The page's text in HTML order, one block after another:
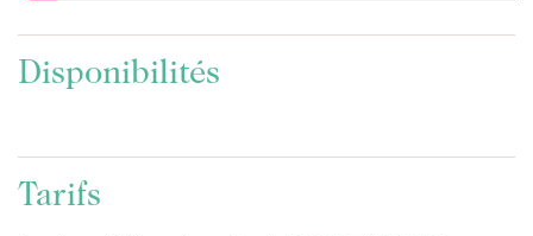
Disponibilités
Tarifs